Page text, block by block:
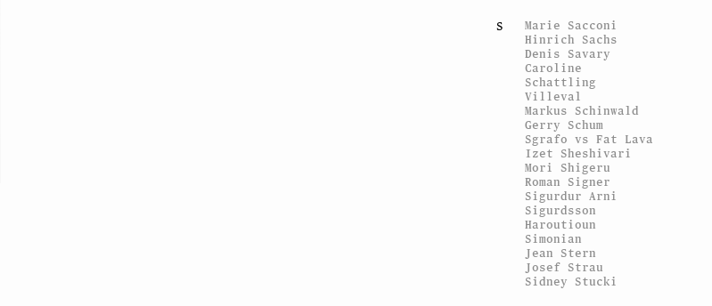
S
Marie Sacconi
Hinrich Sachs
Denis Savary
Caroline
Schattling
Villeval
Markus Schinwald
Gerry Schum
Sgrafo vs Fat Lava
Izet Sheshivari
Mori Shigeru
Roman Signer
Sigurdur Arni
Sigurdsson
Haroutioun
Simonian
Jean Stern
Josef Strau
Sidney Stucki